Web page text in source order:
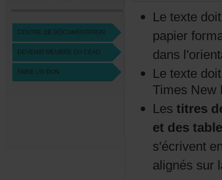
CENTREDEDOCUMENTATION
DEVENIRMEMBREDUCEAD
FAIREUNDON
Les